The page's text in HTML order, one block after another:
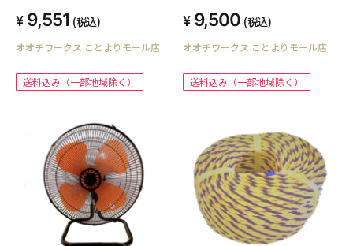
9,551 (税込)
オオチワークス ことよりモール店
送料込み（一部地域除く）
9,500 (税込)
オオチワークス ことよりモール店
送料込み（一部地域除く）